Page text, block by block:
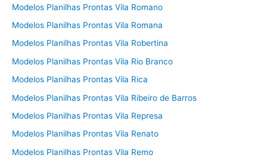
Modelos Planilhas Prontas Vila Romano
Modelos Planilhas Prontas Vila Romana
Modelos Planilhas Prontas Vila Robertina
Modelos Planilhas Prontas Vila Rio Branco
Modelos Planilhas Prontas Vila Rica
Modelos Planilhas Prontas Vila Ribeiro de Barros
Modelos Planilhas Prontas Vila Represa
Modelos Planilhas Prontas Vila Renato
Modelos Planilhas Prontas Vila Remo